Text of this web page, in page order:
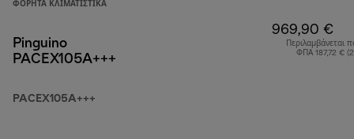
ΦΟΡΗΤΆ ΚΛΙΜΑΤΙΣΤΙΚΆ
Pinguino
PACEX105A+++
PACEX105A+++
969,90 €
Περιλαμβάνεται
ΦΠΑ 187,72 €